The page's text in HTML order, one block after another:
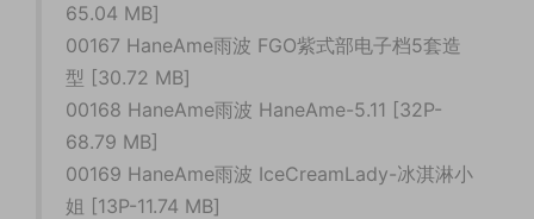
65.04 MB]
00167 HaneAme雨波 FGO紫式部电子档5套造
型 [30.72 MB]
00168 HaneAme雨波 HaneAme-5.11 [32P-
68.79 MB]
00169 HaneAme雨波 IceCreamLady-冰淇淋小
姐 [13P-11.74 MB]